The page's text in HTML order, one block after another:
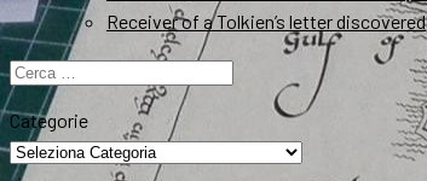
Receiver of a Tolkien’s letter discovered
Ricerca
per:
Categorie